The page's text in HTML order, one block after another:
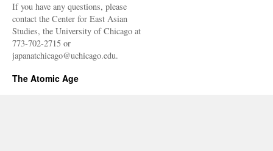
If you have any questions, please
contact the Center for East Asian
Studies, the University of Chicago at
773-702-2715 or
japanatchicago@uchicago.edu.
The Atomic Age